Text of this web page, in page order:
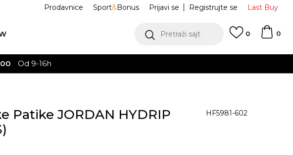
Last Buy
Prijavi se Registrujte se
Prodavnice Sport&Bonus
Pretraži sajt 0
0
Od 9-16h
Patike JORDAN HYDRIP
HF5981-602